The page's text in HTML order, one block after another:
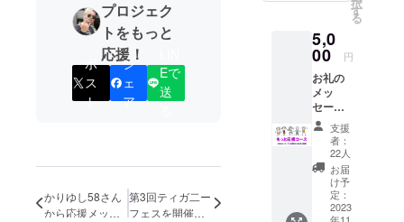
プロジェク
トをもっと
応援！
ポ
ス
ト
シ
ェ
ア
Eで
送
かりゆし58さん
から応援メッ
第3回ティガ二ー
フェスを開催し
択
す
る
5,0
00 円
お礼の
メッ
セー
ジ・出
演者か
らのお
礼の動
画を
メール
にて送
支援
者：
22人
お届
け予
定：
2023